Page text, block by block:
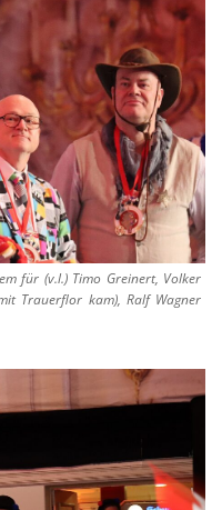
für (v.l.) Timo Greinert, Volker
Trauerflor kam), Ralf Wagner